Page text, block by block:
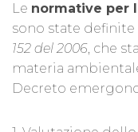
Le normative per
sono state definite
152 del 2006, che
materia
Decreto